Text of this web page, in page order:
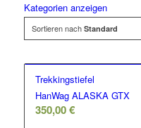
Kategorien anzeigen
Sortieren nach Standard
Trekkingstiefel
HanWag ALASKA GTX
350,00€